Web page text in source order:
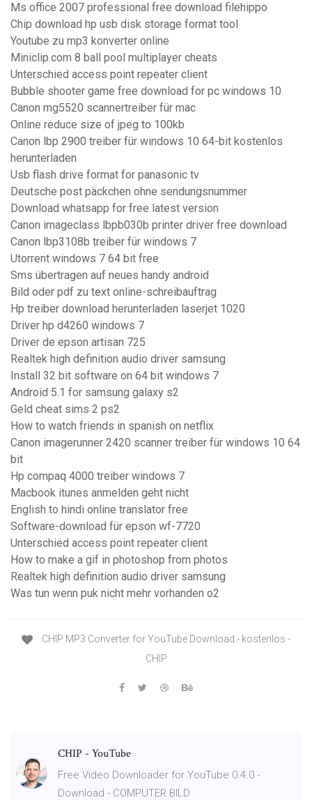
Ms office 2007 professional free download filehippo
Chip download hp usb disk storage format tool
Youtube zu mp3 konverter online
Miniclip.com 8 ball pool multiplayer cheats
Unterschied access point repeater client
Bubble shooter game free download for pc windows 10
Canon mg5520 scannertreiber für mac
Online reduce size of jpeg to 100kb
Canon lbp 2900 treiber für windows 10 64-bit kostenlos
herunterladen
Usb flash drive format for panasonic tv
Deutsche post päckchen ohne sendungsnummer
Download whatsapp for free latest version
Canon imageclass lbpb030b printer driver free download
Canon lbp3108b treiber für windows 7
Utorrent windows 7 64 bit free
Sms übertragen auf neues handy android
Bild oder pdf zu text online-schreibauftrag
Hp treiber download herunterladen laserjet 1020
Driver hp d4260 windows 7
Driver de epson artisan 725
Realtek high definition audio driver samsung
Install 32 bit software on 64 bit windows 7
Android 5.1 for samsung galaxy s2
Geld cheat sims 2 ps2
How to watch friends in spanish on netflix
Canon imagerunner 2420 scanner treiber für windows 10 64
bit
Hp compaq 4000 treiber windows 7
Macbook itunes anmelden geht nicht
English to hindi online translator free
Software-download für epson wf-7720
Unterschied access point repeater client
How to make a gif in photoshop from photos
Realtek high definition audio driver samsung
Was tun wenn puk nicht mehr vorhanden o2
CHIP MP3 Converter for YouTube Download - kostenlos -
CHIP
CHIP - YouTube
Free Video Downloader for YouTube 0.4.0 -
Download - COMPUTER BILD